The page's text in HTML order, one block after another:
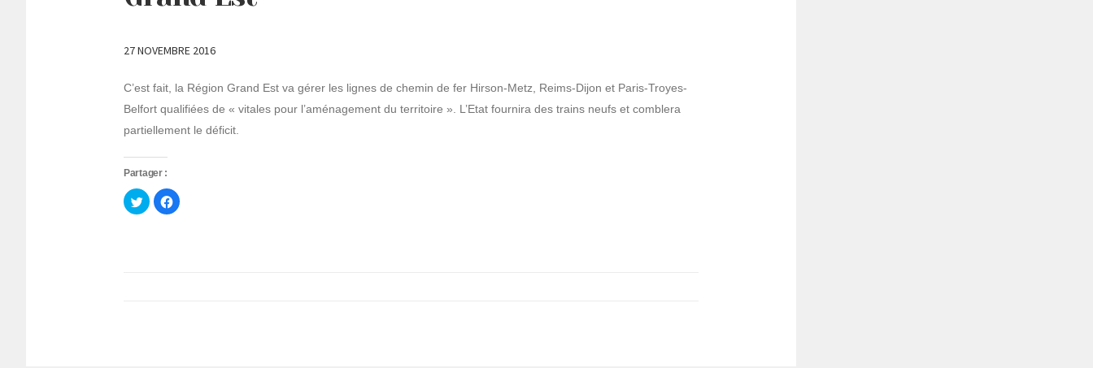
27 NOVEMBRE 2016
C’est fait, la Région Grand Est va gérer les lignes de chemin de fer Hirson-Metz, Reims-Dijon et Paris-Troyes-
Belfort qualifiées de « vitales pour l’aménagement du territoire ». L’Etat fournira des trains neufs et comblera
partiellement le déficit.
Partager :
Cliquez
pour
partager
Cliquez
pour